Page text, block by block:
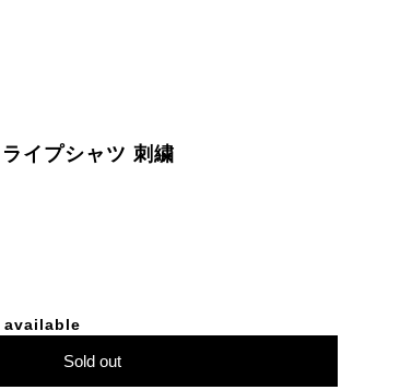
イプシャツ 刺繍
Sold out